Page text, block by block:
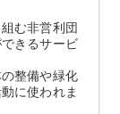
む非営利団
きるサービ
整備や緑化
に使われま